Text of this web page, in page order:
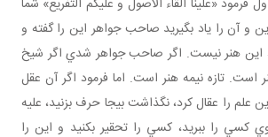
و آن را ياد بگيريد صاحب جواهر اين را گفته و
اين هنر نيست. اگر صاحب جواهر شدي اگر شيخ
است. تازه نيمه هنر است. اما فرمود اگر آن عقل
علم را عقال کرد، نگذاشت بيجا حرف بزنيد، عليه
کسي را ببريد، کسي را تحقير بکنيد و اين را